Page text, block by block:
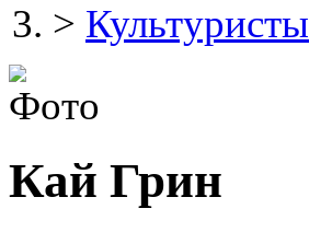
> Культуристы
Кай Грин